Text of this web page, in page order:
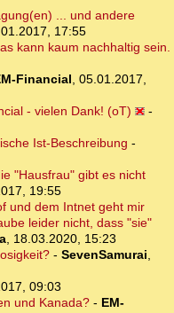
... und andere
17:55
kann kaum nachhaltig sein.
Financial, 05.01.2017,
- vielen Dank! (oT)
-
Ist-Beschreibung -
"Hausfrau" gibt es nicht
19:55
und dem Intnet geht mir
leider nicht, dass "sie"
, 18.03.2020, 15:23
- SevenSamurai,
09:03
und Kanada?- EM-